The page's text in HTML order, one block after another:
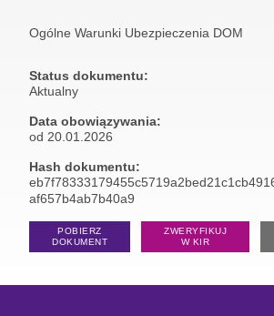
Ogólne Warunki Ubezpieczenia DOM
Status dokumentu:
Aktualny
Data obowiązywania:
od 20.01.2026
Hash dokumentu:
af657b4ab7b40a9
POBIERZ
DOKUMENT
ZWERYFIKUJ
W KIR